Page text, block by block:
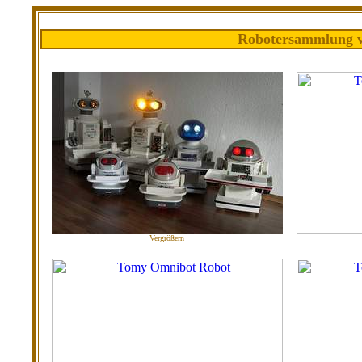
Robotersammlung
Vergrößern